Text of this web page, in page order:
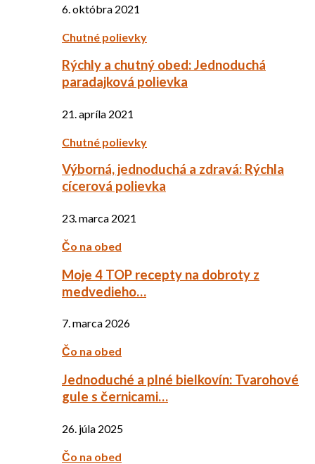
6. októbra 2021
Chutné polievky
Rýchly a chutný obed: Jednoduchá
paradajková polievka
21. apríla 2021
Chutné polievky
Výborná, jednoduchá a zdravá: Rýchla
cícerová polievka
23. marca 2021
Čo na obed
Moje 4 TOP recepty na dobroty z
medvedieho…
7. marca 2026
Čo na obed
Jednoduché a plné bielkovín: Tvarohové
gule s černicami…
26. júla 2025
Čo na obed